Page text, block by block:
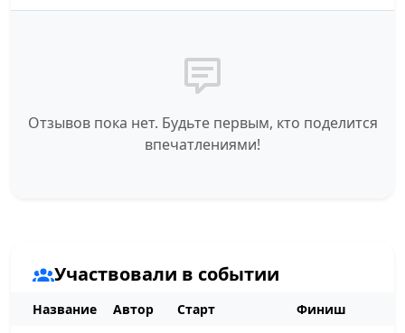
Отзывов пока нет. Будьте первым, кто поделится
впечатлениями!
Участвовали в событии
Название Автор Старт
Финиш